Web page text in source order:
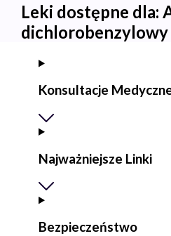
Leki dostępne dla:
dichlorobenzylowy
Konsultacje
Najważniejsze Linki
Bezpieczeństwo